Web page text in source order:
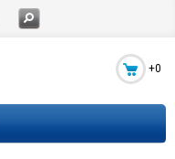
+0